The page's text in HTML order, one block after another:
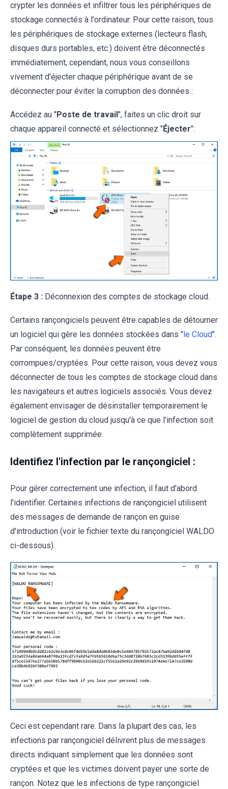
crypter les données et infiltrer tous les périphériques de
stockage connectés à l'ordinateur. Pour cette raison, tous
les périphériques de stockage externes (lecteurs flash,
disques durs portables, etc.) doivent être déconnectés
immédiatement, cependant, nous vous conseillons
vivement d'éjecter chaque périphérique avant de se
déconnecter pour éviter la corruption des données :
Accédez au "Poste de travail", faites un clic droit sur
chaque appareil connecté et sélectionnez "Éjecter":
Étape 3 : Déconnexion des comptes de stockage cloud.
Certains rançongiciels peuvent être capables de détourner
un logiciel qui gère les données stockées dans "le Cloud".
Par conséquent, les données peuvent être
corrompues/cryptées. Pour cette raison, vous devez vous
déconnecter de tous les comptes de stockage cloud dans
les navigateurs et autres logiciels associés. Vous devez
également envisager de désinstaller temporairement le
logiciel de gestion du cloud jusqu'à ce que l'infection soit
complètement supprimée.
Identifiez l'infection par le rançongiciel :
Pour gérer correctement une infection, il faut d'abord
l'identifier. Certaines infections de rançongiciel utilisent
des messages de demande de rançon en guise
d'introduction (voir le fichier texte du rançongiciel WALDO
ci-dessous).
Ceci est cependant rare. Dans la plupart des cas, les
infections par rançongiciel délivrent plus de messages
directs indiquant simplement que les données sont
cryptées et que les victimes doivent payer une sorte de
rançon. Notez que les infections de type rançongiciel